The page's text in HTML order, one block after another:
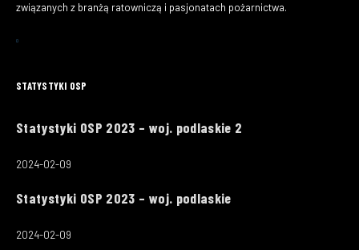
związanych z branżą ratowniczą i pasjonatach pożarnictwa.
STATYSTYKI OSP
Statystyki OSP 2023 – woj. podlaskie 2
2024-02-09
Statystyki OSP 2023 – woj. podlaskie
2024-02-09